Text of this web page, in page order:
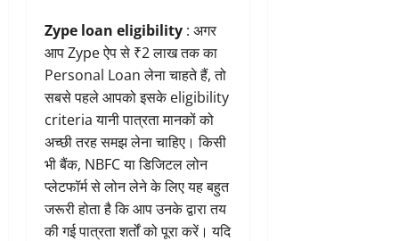
Zype loan eligibility : अगर
आप Zype ऐप से ₹2 लाख तक का
Personal Loan लेना चाहते हैं, तो
सबसे पहले आपको इसके eligibility
criteria यानी पात्रता मानकों को
अच्छी तरह समझ लेना चाहिए। किसी
भी बैंक, NBFC या डिजिटल लोन
प्लेटफॉर्म से लोन लेने के लिए यह बहुत
जरूरी होता है कि आप उनके द्वारा तय
की गई पात्रता शर्तों को पूरा करें। यदि